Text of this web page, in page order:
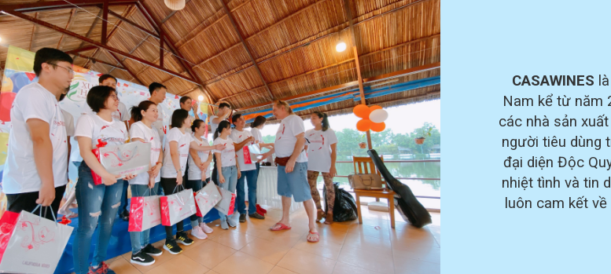
CASAWINES
Nam kể từ năm
các nhà sản
người tiêu dùng
đại diện Độc
nhiệt tình và tin
luôn cam kết